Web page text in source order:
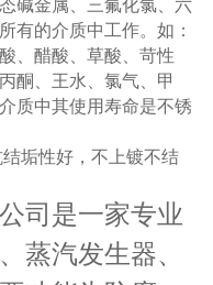
碱金属、三氟化氯、六
有的介质中工作。如：
、醋酸、草酸、苛性
酮、王水、氯气、甲
质中其使用寿命是不锈
垢性好，不上镀不结
司是一家专业
蒸汽发生器、